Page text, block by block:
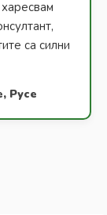
са силни
Русе